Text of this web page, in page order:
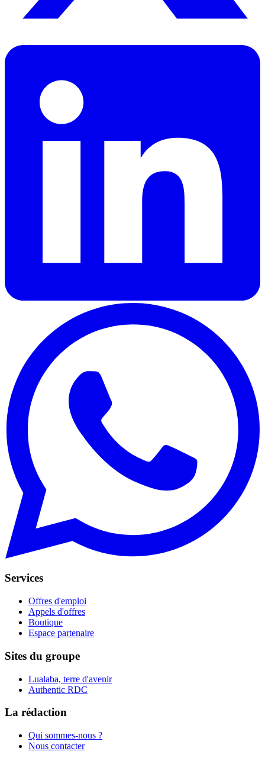
Services
Offres d'emploi
Appels d'offres
Boutique
Espace partenaire
Sites du groupe
Lualaba, terre d'avenir
Authentic RDC
La rédaction
Qui sommes-nous ?
Nous contacter